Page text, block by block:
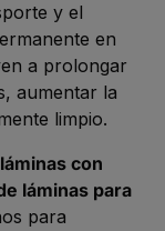
y el
en
a prolongar
aumentar la
limpio.
con
láminas para
para